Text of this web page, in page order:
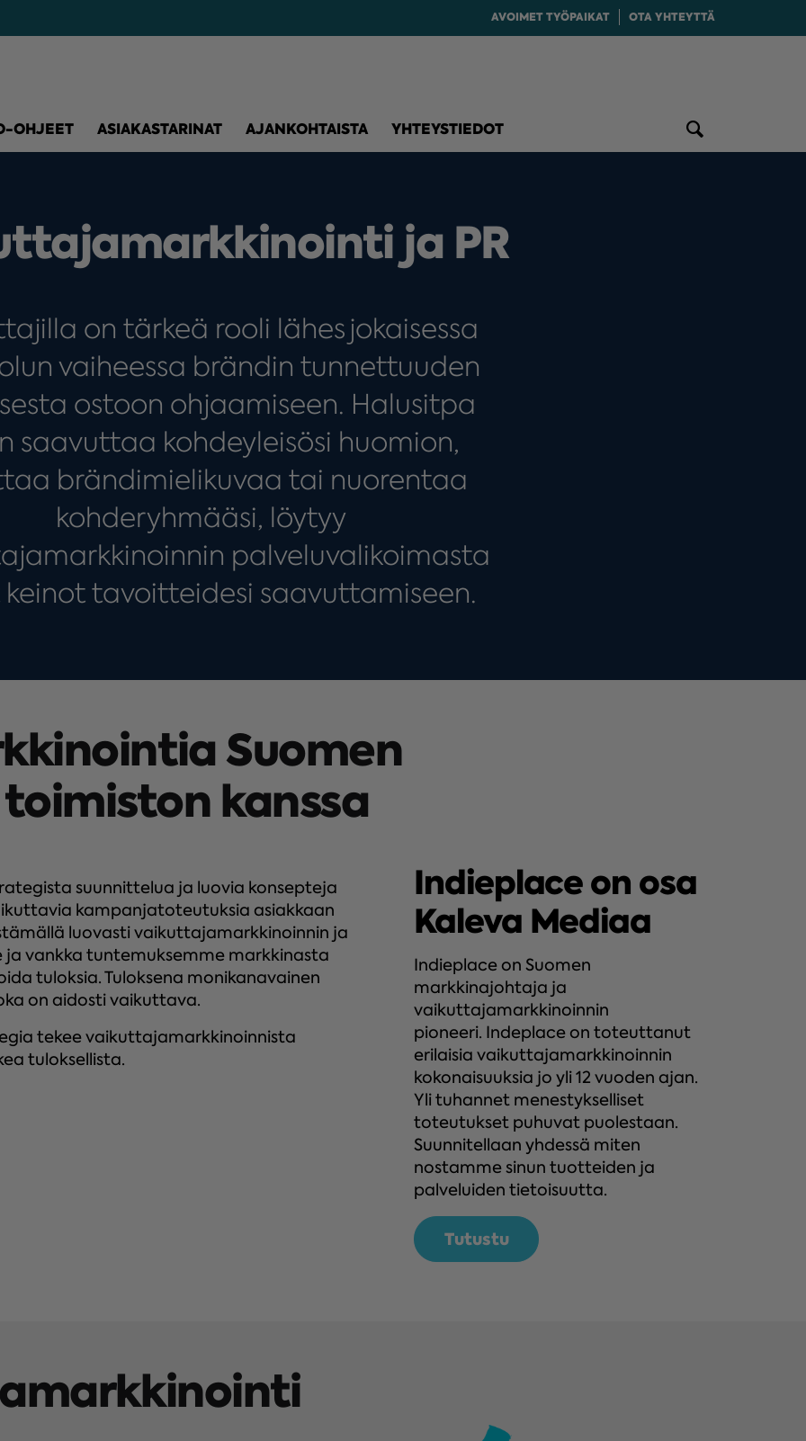
AVOIMET TYÖPAIKAT OTA YHTEYTTÄ
OHJEET ASIAKASTARINAT AJANKOHTAISTA YHTEYSTIEDOT
ja PR
on tärkeä rooli lähes jokaisessa
vaiheessa brändin tunnettuuden
ostoon ohjaamiseen. Halusitpa
saavuttaa kohdeyleisösi huomion,
brändimielikuvaa tai nuorentaa
kohderyhmääsi, löytyy
palveluvalikoimasta
tavoitteidesi saavuttamiseen.
Suomen
kanssa
suunnittelua ja luovia konsepteja
kampanjatoteutuksia asiakkaan
luovasti vaikuttajamarkkinoinnin ja
vankka tuntemuksemme markkinasta
tuloksia. Tuloksena monikanavainen
on aidosti vaikuttava.
tekee vaikuttajamarkkinoinnista
tuloksellista.
Indieplace on osa
Kaleva Mediaa
Indieplace on Suomen
markkinajohtaja ja
vaikuttajamarkkinoinnin
pioneeri. Indeplace on toteuttanut
erilaisia vaikuttajamarkkinoinnin
kokonaisuuksia jo yli 12 vuoden ajan.
Yli tuhannet menestykselliset
toteutukset puhuvat puolestaan.
Suunnitellaan yhdessä miten
nostamme sinun tuotteiden ja
palveluiden tietoisuutta.
Tutustu